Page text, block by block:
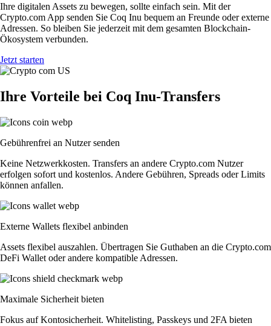
Ihre digitalen Assets zu bewegen, sollte einfach sein. Mit der
Crypto.com App senden Sie Coq Inu bequem an Freunde oder externe
Adressen. So bleiben Sie jederzeit mit dem gesamten Blockchain-
Ökosystem verbunden.
Jetzt starten
Ihre Vorteile bei Coq Inu-Transfers
Gebührenfrei an Nutzer senden
Keine Netzwerkkosten. Transfers an andere Crypto.com Nutzer
erfolgen sofort und kostenlos. Andere Gebühren, Spreads oder Limits
können anfallen.
Externe Wallets flexibel anbinden
Assets flexibel auszahlen. Übertragen Sie Guthaben an die Crypto.com
DeFi Wallet oder andere kompatible Adressen.
Maximale Sicherheit bieten
Fokus auf Kontosicherheit. Whitelisting, Passkeys und 2FA bieten